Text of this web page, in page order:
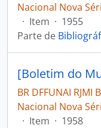
Nacional Nova
· Item · 1955
Parte de
BR DFFUNAI RJMI
Nacional Nova
· Item · 1958